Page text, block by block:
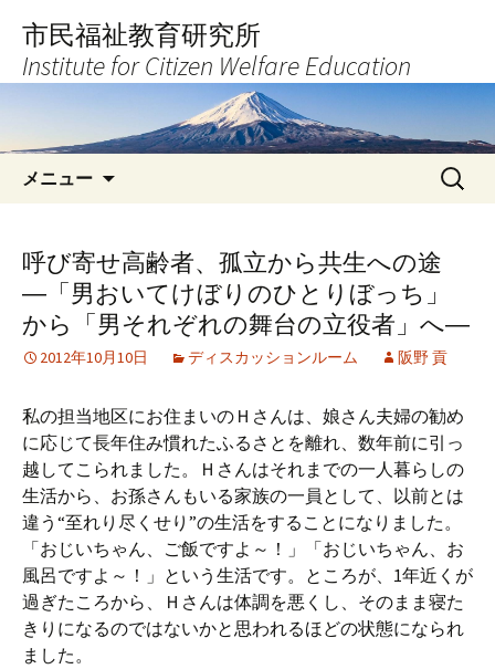
へ
キ
市民福祉教育研究所
Institute for Citizen Welfare Education
メニュー
検
索:
呼び寄せ高齢者、孤立から共生への途
―「男おいてけぼりのひとりぼっち」
から「男それぞれの舞台の立役者」へ―
2012年10月10日 ディスカッションルーム 阪野 貢
私の担当地区にお住まいのＨさんは、娘さん夫婦の勧め
に応じて長年住み慣れたふるさとを離れ、数年前に引っ
越してこられました。Ｈさんはそれまでの一人暮らしの
生活から、お孫さんもいる家族の一員として、以前とは
違う“至れり尽くせり”の生活をすることになりました。
「おじいちゃん、ご飯ですよ～！」「おじいちゃん、お
風呂ですよ～！」という生活です。ところが、1年近くが
過ぎたころから、Ｈさんは体調を悪くし、そのまま寝た
きりになるのではないかと思われるほどの状態になられ
ました。